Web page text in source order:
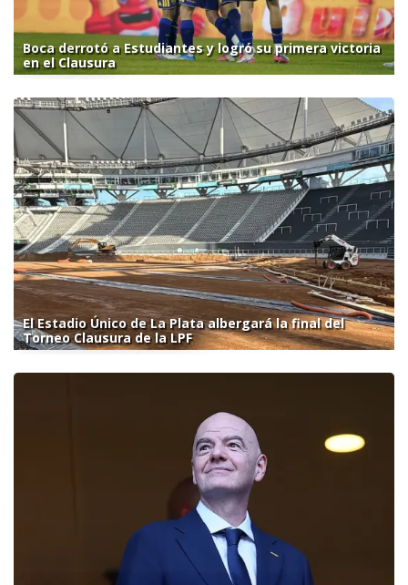
Boca derrotó a Estudiantes y logró su primera victoria
en el Clausura
El Estadio Único de La Plata albergará la final del
Torneo Clausura de la LPF